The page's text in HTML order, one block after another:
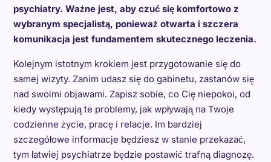
psychiatry. Ważne jest, aby czuć się komfortowo z
wybranym specjalistą, ponieważ otwarta i szczera
komunikacja jest fundamentem skutecznego leczenia.
Kolejnym istotnym krokiem jest przygotowanie się do
samej wizyty. Zanim udasz się do gabinetu, zastanów się
nad swoimi objawami. Zapisz sobie, co Cię niepokoi, od
kiedy występują te problemy, jak wpływają na Twoje
codzienne życie, pracę i relacje. Im bardziej
szczegółowe informacje będziesz w stanie przekazać,
tym łatwiej psychiatrze będzie postawić trafną diagnozę.